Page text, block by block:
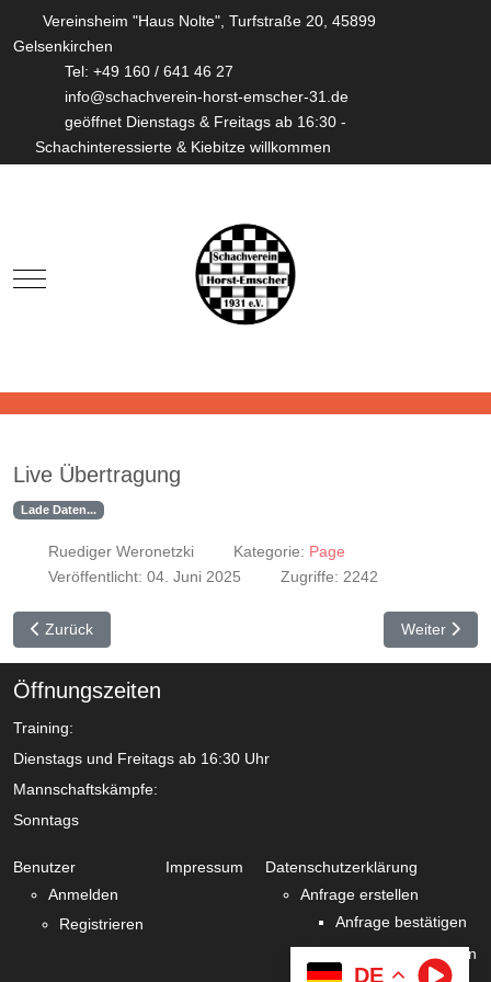
Vereinsheim "Haus Nolte", Turfstraße 20, 45899
Gelsenkirchen
Tel: +49 160 / 641 46 27
info@schachverein-horst-emscher-31.de
geöffnet Dienstags & Freitags ab 16:30 -
Schachinteressierte & Kiebitze willkommen
DE
Mobile Menu Toggle
Live Übertragung
Lade Daten...
Ruediger Weronetzki Kategorie: Page
Veröffentlicht: 04. Juni 2025
Zugriffe: 2242
Vorheriger Beitrag: Frauen Mannschaft
Zurück Nächster
Weiter
Öffnungszeiten
Training:
Dienstags und Freitags ab 16:30 Uhr
Mannschaftskämpfe:
Sonntags
Benutzer
Anmelden
Registrieren
Impressum
Datenschutzerklärung
Anfrage erstellen
Anfrage bestätigen
Zustimmung verlängern